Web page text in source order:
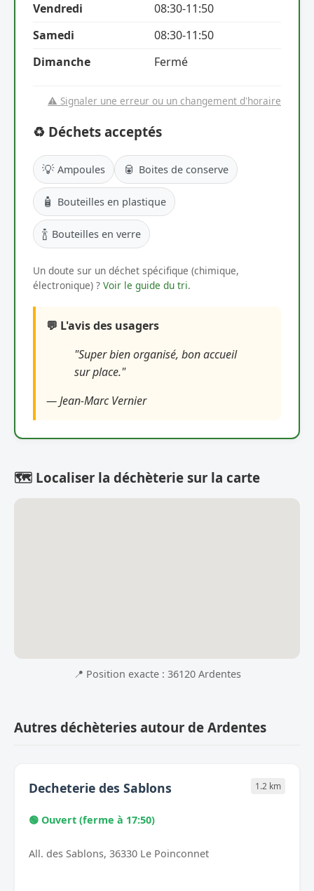
Vendredi
08:30-11:50
Samedi
08:30-11:50
Dimanche
Fermé
⚠️ Signaler une erreur ou un changement d'horaire
♻️ Déchets acceptés
💡 Ampoules 🥫 Boites de conserve
🧴 Bouteilles en plastique
🍾 Bouteilles en verre
Un doute sur un déchet spécifique (chimique,
électronique) ? Voir le guide du tri.
💬 L'avis des usagers
"Super bien organisé, bon accueil
sur place."
— Jean-Marc Vernier
🗺️ Localiser la déchèterie sur la carte
📍 Position exacte : 36120 Ardentes
Autres déchèteries autour de Ardentes
Decheterie des Sablons 1.2 km
🟢 Ouvert (ferme à 17:50)
All. des Sablons, 36330 Le Poinconnet